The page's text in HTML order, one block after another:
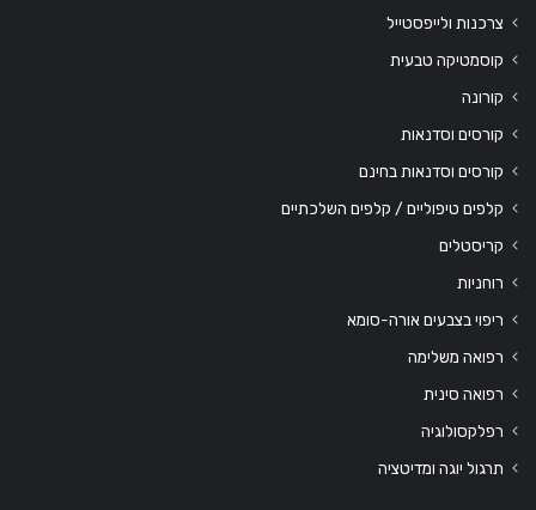
צרכנות ולייפסטייל
קוסמטיקה טבעית
קורונה
קורסים וסדנאות
קורסים וסדנאות בחינם
קלפים טיפוליים / קלפים השלכתיים
קריסטלים
רוחניות
ריפוי בצבעים אורה-סומא
רפואה משלימה
רפואה סינית
רפלקסולוגיה
תרגול יוגה ומדיטציה